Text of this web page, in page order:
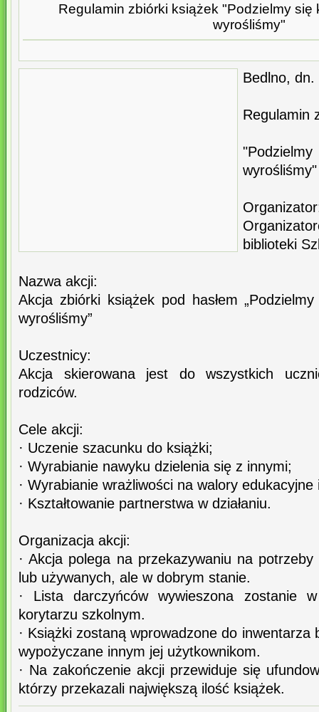
Regulamin zbiórki książek "Podzielmy się
wyrośliśmy"
Bedlno,
Regulamin
wyrośliśmy"
biblioteki
Nazwa akcji:
Akcja zbiórki książek pod hasłem
wyrośliśmy”
Uczestnicy:
Akcja skierowana jest do wszystkich
rodziców.
Cele akcji:
· Uczenie szacunku do książki;
· Wyrabianie nawyku dzielenia się z innymi;
· Wyrabianie wrażliwości na walory
· Kształtowanie partnerstwa w działaniu.
Organizacja akcji:
· Akcja polega na przekazywaniu na
lub używanych, ale w dobrym stanie.
· Lista darczyńców wywieszona zostanie
korytarzu szkolnym.
· Książki zostaną wprowadzone do inwentarza
wypożyczane innym jej użytkownikom.
· Na zakończenie akcji przewiduje się
którzy przekazali największą ilość książek.